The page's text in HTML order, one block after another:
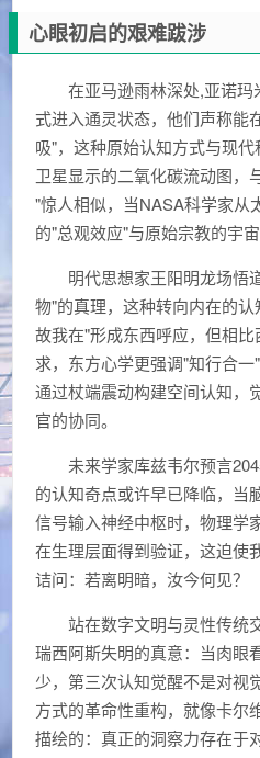
心眼初启的艰难跋涉
在亚马逊雨林深处,亚诺
式进入通灵状态，他们声称能
吸"，这种原始认知方式与现
卫星显示的二氧化碳流动图，
"惊人相似，当NASA科学家从
的"总观效应"与原始宗教的宇
明代思想家王阳明龙场悟
物"的真理，这种转向内在的
故我在"形成东西呼应，但相
求，东方心学更强调"知行合
通过杖端震动构建空间认知，
官的协同。
未来学家库兹韦尔预言
的认知奇点或许早已降临，当
信号输入神经中枢时，物理学
在生理层面得到验证，这迫使
诘问：若离明暗，汝今何见？
站在数字文明与灵性传统
瑞西阿斯失明的真意：当肉眼
少，第三次认知觉醒不是对视
方式的革命性重构，就像卡尔
描绘的：真正的洞察力存在于